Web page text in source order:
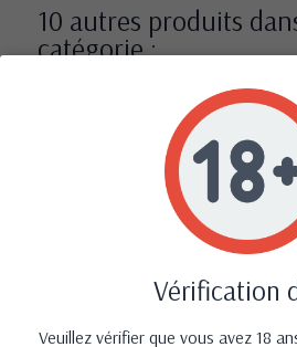
10 autres produits
catégorie :
Baillon Discretion noir -
9,90 €
Vérification
Veuillez vérifier que vous avez 18